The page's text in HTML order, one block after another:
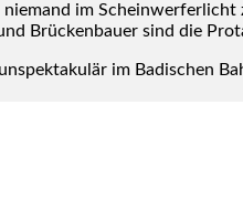
im
Brü­cken­bau­er sind die
im Badi­schen